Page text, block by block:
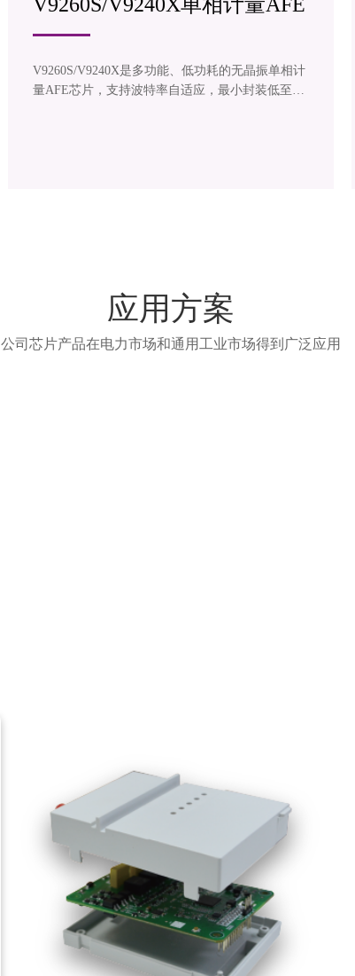
V9260S/V9240X是多功能、低功耗的无晶振单相计
量AFE芯片，支持波特率自适应，最小封装低至8pi
应用方案
公司芯片产品在电力市场和通用工业市场得到广泛应用